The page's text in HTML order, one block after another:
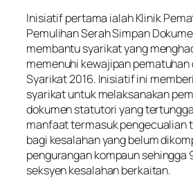
Inisiatif pertama ialah Klinik
Pemulihan Serah Simpan
membantu syarikat yang
memenuhi kewajipan pematuhan
Syarikat 2016. Inisiatif ini
syarikat untuk melaksanakan
dokumen statutori yang
manfaat termasuk pengecualian
bagi kesalahan yang belum
pengurangan kompaun sehingga
seksyen kesalahan berkaitan.